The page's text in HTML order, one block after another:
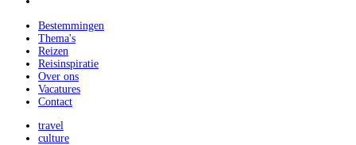
Bestemmingen
Thema's
Reizen
Reisinspiratie
Over ons
Vacatures
Contact
travel
culture